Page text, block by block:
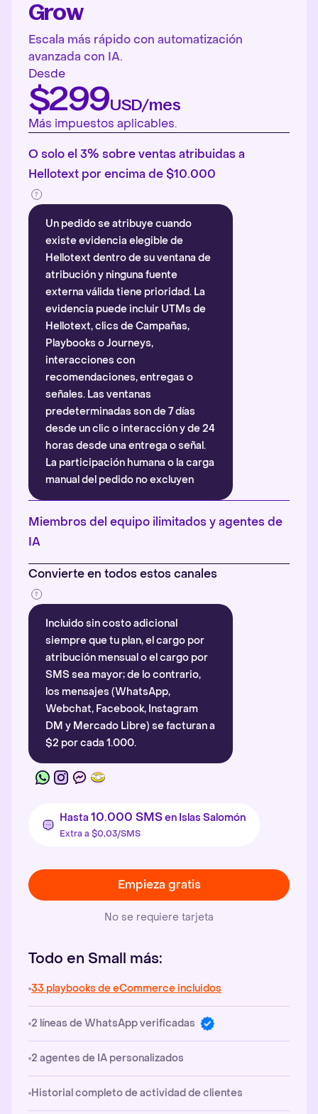
Grow
Escala más rápido con automatización
avanzada con IA.
Desde
$299USD/mes
Más impuestos aplicables.
O solo el 3% sobre ventas atribuidas a
Hellotext por encima de $10.000
Un pedido se atribuye cuando
existe evidencia elegible de
Hellotext dentro de su ventana de
atribución y ninguna fuente
externa válida tiene prioridad. La
evidencia puede incluir UTMs de
Hellotext, clics de Campañas,
Playbooks o Journeys,
interacciones con
recomendaciones, entregas o
señales. Las ventanas
predeterminadas son de 7 días
desde un clic o interacción y de 24
horas desde una entrega o señal.
La participación humana o la carga
manual del pedido no excluyen
automáticamente la atribución.
Más información
Miembros del equipo ilimitados y agentes de
IA
Convierte en todos estos canales
Incluido sin costo adicional
siempre que tu plan, el cargo por
atribución mensual o el cargo por
SMS sea mayor; de lo contrario,
los mensajes (WhatsApp,
Webchat, Facebook, Instagram
DM y Mercado Libre) se facturan a
$2 por cada 1.000.
Hasta 10.000 SMSen Islas Salomón
Extra a $0,03/SMS
Empieza gratis
No se requiere tarjeta
Todo en Small más:
33 playbooks de eCommerce incluidos
2 líneas de WhatsApp verificadas
2 agentes de IA personalizados
Historial completo de actividad de clientes